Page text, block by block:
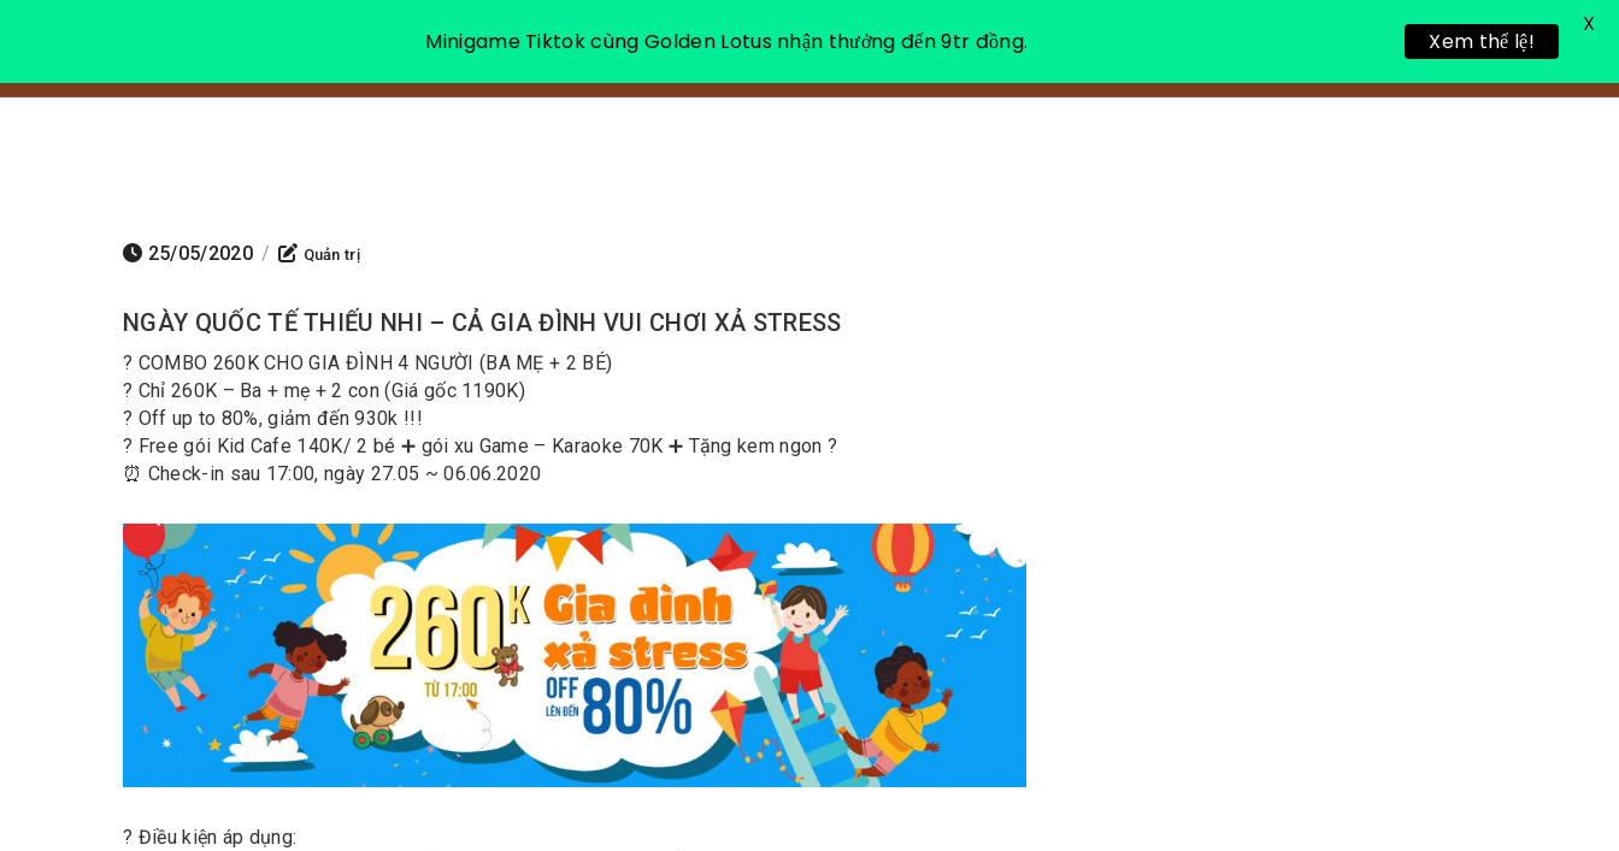
VỀ CHÚNG TÔI NGHỈ DƯỠNG THƯ GIÃN LIÊN HỆ
25/05/2020 / Quản trị
NGÀY QUỐC TẾ THIẾU NHI – CẢ GIA ĐÌNH VUI CHƠI XẢ STRESS
? COMBO 260K CHO GIA ĐÌNH 4 NGƯỜI (BA MẸ + 2 BÉ)
? Chỉ 260K – Ba + mẹ + 2 con (Giá gốc 1190K)
? Off up to 80%, giảm đến 930k !!!
? Free gói Kid Cafe 140K/ 2 bé ➕ gói xu Game – Karaoke 70K ➕ Tặng kem ngon ?
⏰ Check-in sau 17:00, ngày 27.05 ~ 06.06.2020
? Điều kiện áp dụng:
Minigame Tiktok cùng Golden Lotus nhận thưởng đến 9tr đồng. Xem thể lệ!
X